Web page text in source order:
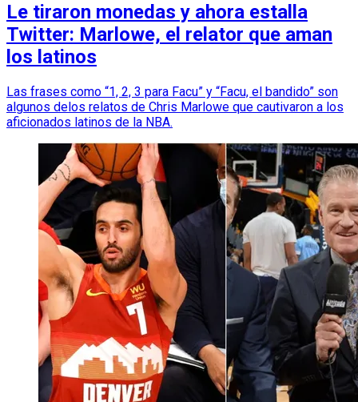
Le tiraron monedas y ahora estalla
Twitter: Marlowe, el relator que aman
los latinos
Las frases como “1, 2, 3 para Facu” y “Facu, el bandido” son
algunos delos relatos de Chris Marlowe que cautivaron a los
aficionados latinos de la NBA.